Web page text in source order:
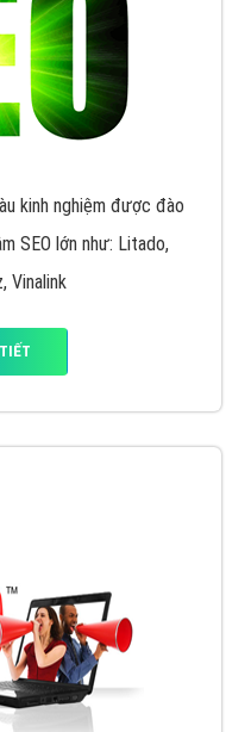
kinh nghiệm được đào
SEO lớn như: Litado,
Vinalink